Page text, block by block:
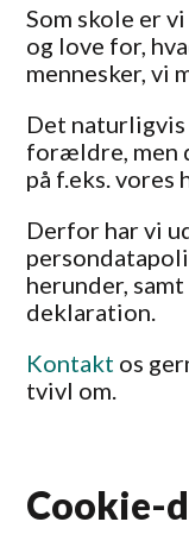
Som skole er
og love for,
mennesker, vi
Det
forældre, men
på f.eks. vores
Derfor har vi
herunder,
deklaration.
Kontakt os
tvivl om.
Cookie-